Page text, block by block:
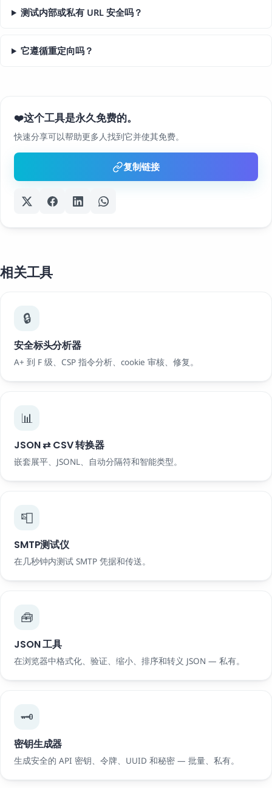
测试内部或私有 URL 安全吗？
它遵循重定向吗？
❤️这个工具是永久免费的。
快速分享可以帮助更多人找到它并使其免费。
复制链接
相关工具
🔒
安全标头分析器
A+ 到 F 级、CSP 指令分析、cookie 审核、修复。
📊
JSON ⇄ CSV 转换器
嵌套展平、JSONL、自动分隔符和智能类型。
📮
SMTP测试仪
在几秒钟内测试 SMTP 凭据和传送。
🧰
JSON 工具
在浏览器中格式化、验证、缩小、排序和转义 JSON — 私有。
🗝️
密钥生成器
生成安全的 API 密钥、令牌、UUID 和秘密 — 批量、私有。